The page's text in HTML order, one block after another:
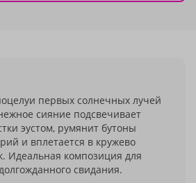
первых солнечных лучей
сияние подсвечивает
эустом, румянит бутоны
и вплетается в кружево
Идеальная композиция для
свидания.